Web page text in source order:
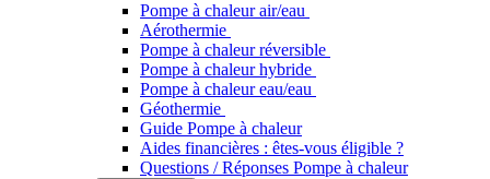
Pompe à chaleur air/eau
Aérothermie
Pompe à chaleur réversible
Pompe à chaleur hybride
Pompe à chaleur​ eau/eau
Géothermie
Guide Pompe à chaleur
Aides financières : êtes-vous éligible ?
Questions / Réponses Pompe à chaleur